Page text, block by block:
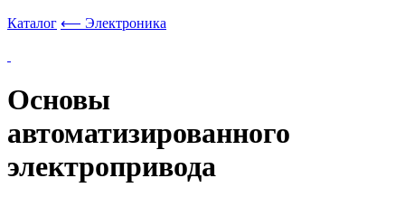
Каталог ⟵ Электроника
Основы
автоматизированного
электропривода